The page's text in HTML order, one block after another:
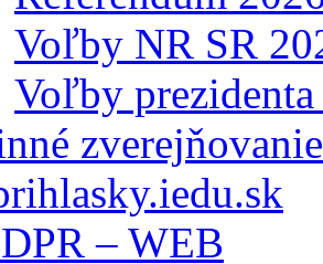
Voľby NR SR
Voľby
zverejňovanie
– WEB